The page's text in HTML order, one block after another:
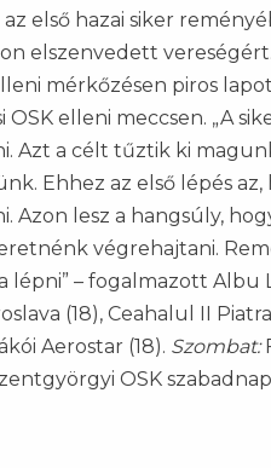
első hazai siker
elszenvedett
mérkőzésen piros
elleni meccsen. „A
Azt a célt tűztik ki
Ehhez az első lépés
lesz a hangsúly,
végrehajtani.
– fogalmazott Albu
(18), Ceahalul II
Aerostar (18). Szombat:
OSK